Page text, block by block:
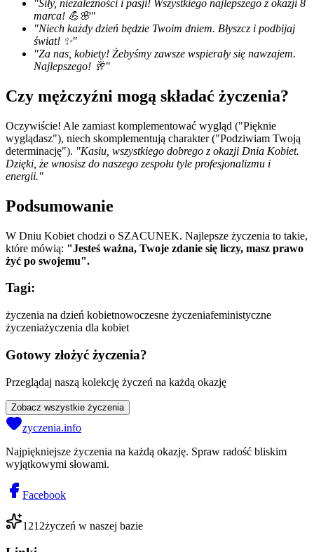
"Siły, niezależności i pasji! Wszystkiego najlepszego z okazji 8
marca! 💪🌸"
"Niech każdy dzień będzie Twoim dniem. Błyszcz i podbijaj
świat! ✨"
"Za nas, kobiety! Żebyśmy zawsze wspierały się nawzajem.
Najlepszego! 🥂"
Czy mężczyźni mogą składać życzenia?
Oczywiście! Ale zamiast komplementować wygląd ("Pięknie
wyglądasz"), niech skomplementują charakter ("Podziwiam Twoją
determinację"). "Kasiu, wszystkiego dobrego z okazji Dnia Kobiet.
Dzięki, że wnosisz do naszego zespołu tyle profesjonalizmu i
energii."
Podsumowanie
W Dniu Kobiet chodzi o SZACUNEK. Najlepsze życzenia to takie,
które mówią: "Jesteś ważna, Twoje zdanie się liczy, masz prawo
żyć po swojemu".
Tagi:
życzenia na dzień kobietnowoczesne życzeniafeministyczne
życzeniażyczenia dla kobiet
Gotowy złożyć życzenia?
Przeglądaj naszą kolekcję życzeń na każdą okazję
Zobacz wszystkie życzenia
zyczenia.info
Najpiękniejsze życzenia na każdą okazję. Spraw radość bliskim
wyjątkowymi słowami.
Facebook
1212życzeń w naszej bazie